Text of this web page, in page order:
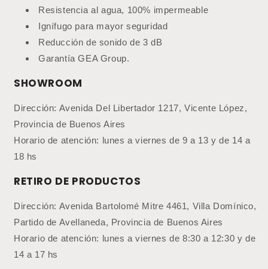
Resistencia al agua, 100% impermeable
Ignífugo para mayor seguridad
Reducción de sonido de 3 dB
Garantía GEA Group.
SHOWROOM
Dirección: Avenida Del Libertador 1217, Vicente López,
Provincia de Buenos Aires
Horario de atención: lunes a viernes de 9 a 13 y de 14 a
18 hs
RETIRO DE PRODUCTOS
Dirección: Avenida Bartolomé Mitre 4461, Villa Domínico,
Partido de Avellaneda, Provincia de Buenos Aires
Horario de atención: lunes a viernes de 8:30 a 12:30 y de
14 a 17 hs